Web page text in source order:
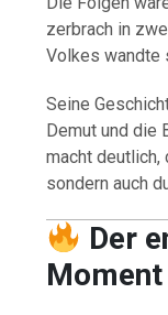
zerbrach in
Volkes wandte
Seine
Demut und die
macht deutlich,
sondern auch
Der
Moment